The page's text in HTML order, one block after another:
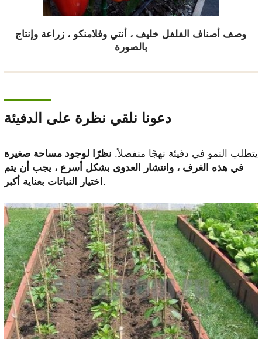
وصف أصناف الفلفل خليف ، أنتي وفلامنكو ، زراعة وإنتاج
بالصورة
دعونا نلقي نظرة على الدفيئة
يتطلب النمو في دفيئة نهجًا منفصلاً. نظرًا لوجود مساحة صغيرة
في هذه الغرف ، وانتشار العدوى بشكل أسرع ، يجب أن يتم
اختيار النباتات بعناية أكبر.